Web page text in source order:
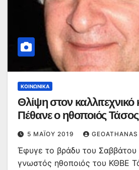
ΚΟΙΝΩΝΙΚΆ
Θλίψη στον
Πέθανε ο ηθοποιός Τάσος
5 ΜΑΪ́ΟΥ 2019 GEOATHANAS
Έφυγε το βράδυ του
γνωστός ηθοποιός του ΚΘΒΕ